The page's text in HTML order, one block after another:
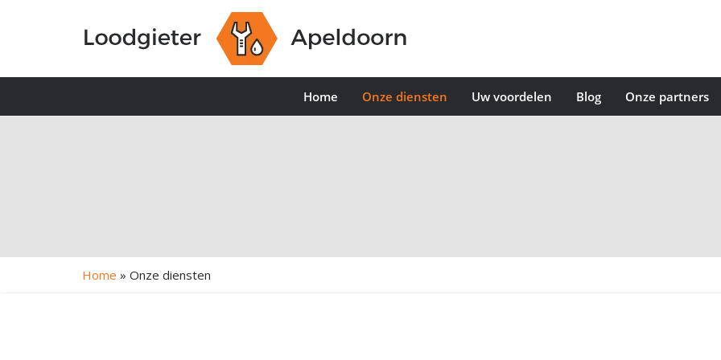
Home Onze diensten Uw voordelen Blog Onze partners
Home » Onze diensten